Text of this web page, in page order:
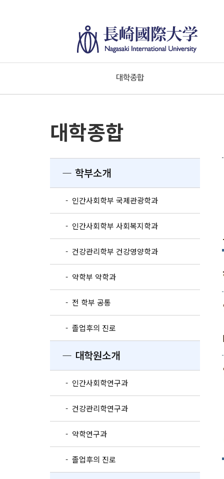
대학종합
대학종합
― 학부소개
- 인간사회학부 국제관광학과
- 인간사회학부 사회복지학과
- 건강관리학부 건강영양학과
- 약학부 약학과
- 전 학부 공통
- 졸업후의 진로
― 대학원소개
- 인간사회학연구과
- 건강관리학연구과
- 약학연구과
- 졸업후의 진로